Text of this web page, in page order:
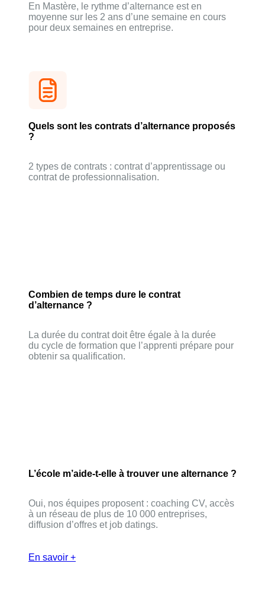
En Mastère, le rythme d’alternance est en
moyenne sur les 2 ans d’une semaine en cours
pour deux semaines en entreprise.
Quels sont les contrats d’alternance proposés
?
2 types de contrats : contrat d’apprentissage ou
contrat de professionnalisation.
Combien de temps dure le contrat
d’alternance ?
La durée du contrat doit être égale à la durée
du cycle de formation que l’apprenti prépare pour
obtenir sa qualification.
L’école m’aide-t-elle à trouver une alternance ?
Oui, nos équipes proposent : coaching CV, accès
à un réseau de plus de 10 000 entreprises,
diffusion d’offres et job datings.
En savoir +